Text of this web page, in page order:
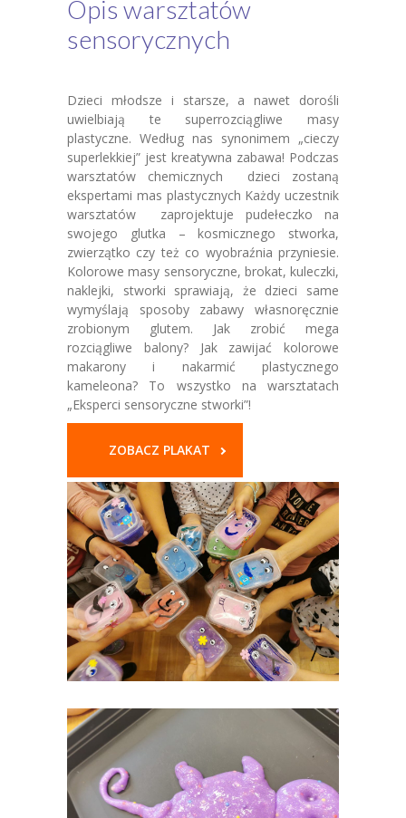
Opis warsztatów
sensorycznych
Dzieci młodsze i starsze, a nawet dorośli
uwielbiają te superrozciągliwe masy
plastyczne. Według nas synonimem „cieczy
superlekkiej” jest kreatywna zabawa! Podczas
warsztatów chemicznych dzieci zostaną
ekspertami mas plastycznych Każdy uczestnik
warsztatów zaprojektuje pudełeczko na
swojego glutka – kosmicznego stworka,
zwierzątko czy też co wyobraźnia przyniesie.
Kolorowe masy sensoryczne, brokat, kuleczki,
naklejki, stworki sprawiają, że dzieci same
wymyślają sposoby zabawy własnoręcznie
zrobionym glutem. Jak zrobić mega
rozciągliwe balony? Jak zawijać kolorowe
makarony i nakarmić plastycznego
kameleona? To wszystko na warsztatach
„Eksperci sensoryczne stworki”!
ZOBACZ PLAKAT